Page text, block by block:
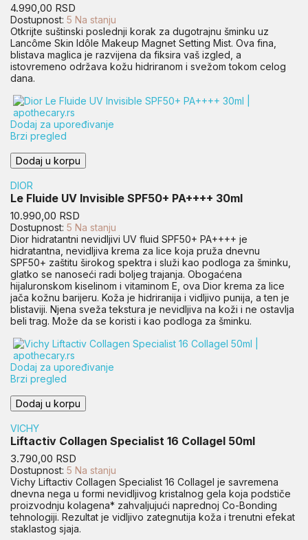
Cena
4.990,00 RSD
Dostupnost: 5 Na stanju
Otkrijte suštinski poslednji korak za dugotrajnu šminku uz
Lancôme Skin Idôle Makeup Magnet Setting Mist. Ova fina,
blistava maglica je razvijena da fiksira vaš izgled, a
istovremeno održava kožu hidriranom i svežom tokom celog
dana.
Dodaj za upoređivanje
Brzi pregled
Dodaj u korpu
DIOR
Le Fluide UV Invisible SPF50+ PA++++ 30ml
Cena
10.990,00 RSD
Dostupnost: 5 Na stanju
Dior hidratantni nevidljivi UV fluid SPF50+ PA++++ je
hidratantna, nevidljiva krema za lice koja pruža dnevnu
SPF50+ zaštitu širokog spektra i služi kao podloga za šminku,
glatko se nanoseći radi boljeg trajanja. Obogaćena
hijaluronskom kiselinom i vitaminom E, ova Dior krema za lice
jača kožnu barijeru. Koža je hidriranija i vidljivo punija, a ten je
blistaviji. Njena sveža tekstura je nevidljiva na koži i ne ostavlja
beli trag. Može da se koristi i kao podloga za šminku.
Dodaj za upoređivanje
Brzi pregled
Dodaj u korpu
VICHY
Liftactiv Collagen Specialist 16 Collagel 50ml
Cena
3.790,00 RSD
Dostupnost: 5 Na stanju
Vichy Liftactiv Collagen Specialist 16 Collagel je savremena
dnevna nega u formi nevidljivog kristalnog gela koja podstiče
proizvodnju kolagena* zahvaljujući naprednoj Co-Bonding
tehnologiji. Rezultat je vidljivo zategnutija koža i trenutni efekat
staklastog sjaja.